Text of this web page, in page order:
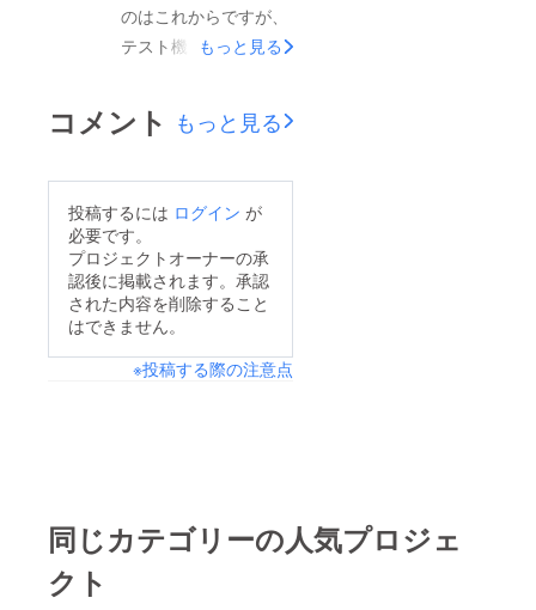
絡くださればと。
す。テスト機能を使わ
ないにしても、①単語
会などの暗記科目で使
える)、②写真の暗記
真とPdfで赤シート暗
記ができる、とあらゆ
る暗記ができる優れた
暗記アプリですの
https://apps.apple.co
id=info.ktoma.picture_
wordbook
のはこれからですが、
テスト機能を実装し、
徒のスコアも見れま
す。学校や塾などで利
ます。また、改善も適
宜対応しますので、ご
要望等あれば、気軽に
hidevoicy@gmail.com
と思います。よろしく
ay.google.com/store/a
pps/details?
もっと見る
コメント もっと見る
投稿するには ログイン が
必要です。
プロジェクトオーナーの承
認後に掲載されます。承認
された内容を削除すること
はできません。
※投稿する際の注意点
同じカテゴリーの人気プロジェ
クト